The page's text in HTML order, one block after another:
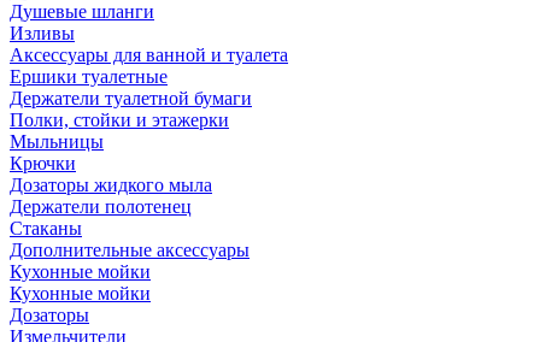
Душевые шланги
Изливы
Аксессуары для ванной и туалета
Ершики туалетные
Держатели туалетной бумаги
Полки, стойки и этажерки
Мыльницы
Крючки
Дозаторы жидкого мыла
Держатели полотенец
Стаканы
Дополнительные аксессуары
Кухонные мойки
Кухонные мойки
Дозаторы
Измельчители